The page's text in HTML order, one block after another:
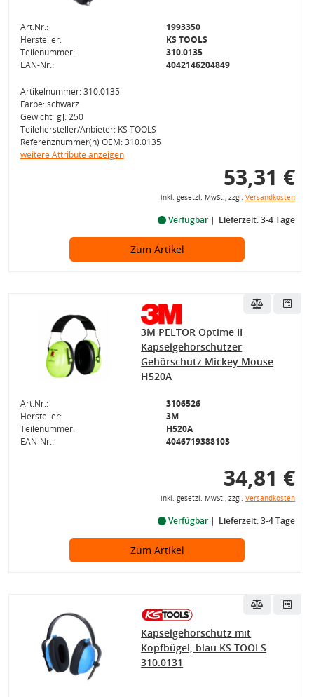
Art.Nr.:
1993350
Hersteller:
KS TOOLS
Teilenummer:
310.0135
EAN-Nr.:
4042146204849
Artikelnummer: 310.0135
Farbe: schwarz
Gewicht [g]: 250
Teilehersteller/Anbieter: KS TOOLS
Referenznummer(n) OEM: 310.0135
weitere Attribute anzeigen
53,31 €
inkl. gesetzl. MwSt., zzgl. Versandkosten
Verfügbar Lieferzeit: 3-4 Tage
Zum Artikel
3M PELTOR Optime II
Kapselgehörschützer
Gehörschutz Mickey Mouse
H520A
Art.Nr.:
3106526
Hersteller:
3M
Teilenummer:
H520A
EAN-Nr.:
4046719388103
34,81 €
inkl. gesetzl. MwSt., zzgl. Versandkosten
Verfügbar Lieferzeit: 3-4 Tage
Zum Artikel
Kapselgehörschutz mit
Kopfbügel, blau KS TOOLS
310.0131